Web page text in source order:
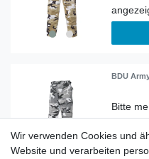
BDU
Wir verwenden Cookies und
Website und verarbeiten